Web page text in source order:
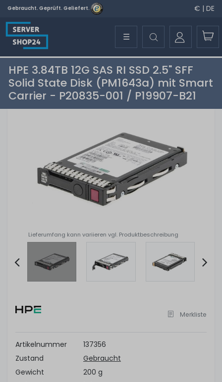
Gebraucht. Geprüft. Geliefert. € | DE
☰
HPE 3.84TB 12G SAS RI SSD 2.5" SFF
Solid State Disk (PM1643a) mit Smart
Carrier - P20835-001 / P19907-B21
Lieferumfang kann variieren vgl. Produktbeschreibung
of
Merkliste
Artikelnummer
137356
Zustand
Gebraucht
Gewicht
200 g